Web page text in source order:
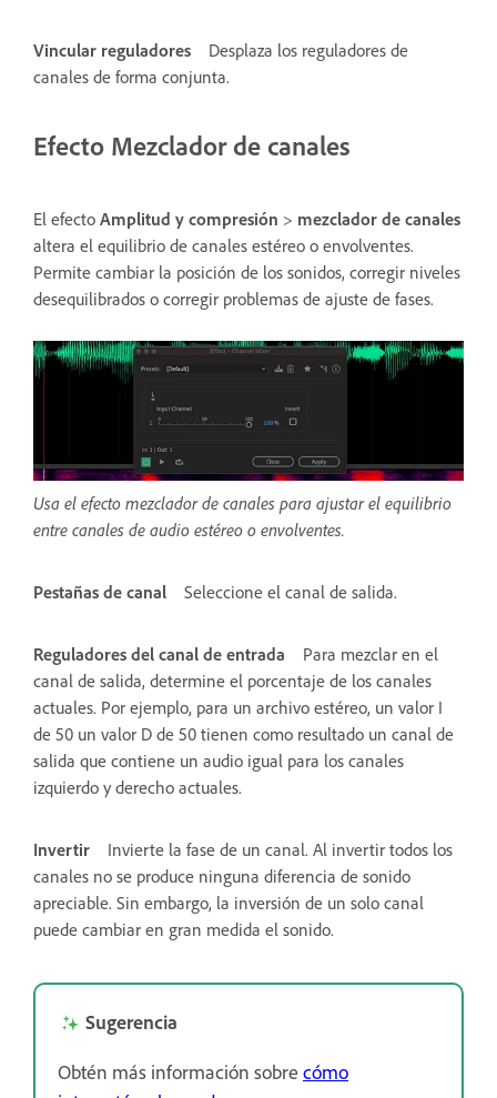
Vincular reguladores
Desplaza los reguladores de
canales de forma conjunta.
Efecto Mezclador de canales
El efecto Amplitud y compresión > mezclador de canales
altera el equilibrio de canales estéreo o envolventes.
Permite cambiar la posición de los sonidos, corregir niveles
desequilibrados o corregir problemas de ajuste de fases.
Usa el efecto mezclador de canales para ajustar el equilibrio
entre canales de audio estéreo o envolventes.
Pestañas de canal Seleccione el canal de salida.
Reguladores del canal de entrada
Para mezclar en el
canal de salida, determine el porcentaje de los canales
actuales. Por ejemplo, para un archivo estéreo, un valor I
de 50 un valor D de 50 tienen como resultado un canal de
salida que contiene un audio igual para los canales
izquierdo y derecho actuales.
Invertir
Invierte la fase de un canal. Al invertir todos los
canales no se produce ninguna diferencia de sonido
apreciable. Sin embargo, la inversión de un solo canal
puede cambiar en gran medida el sonido.
Sugerencia
Obtén más información sobre cómo